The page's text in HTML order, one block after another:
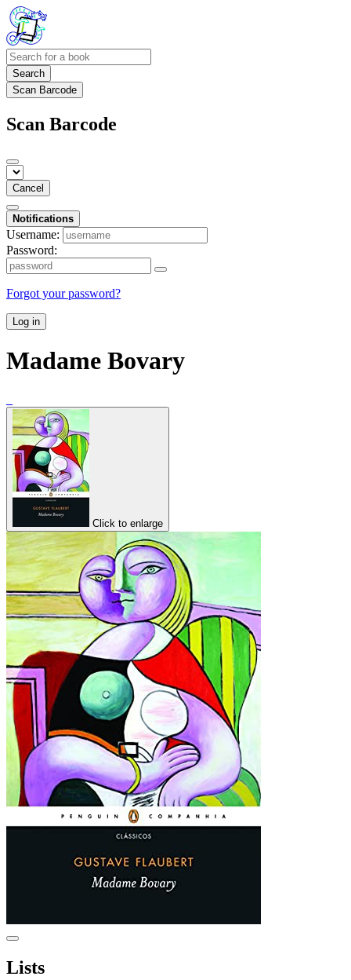
Search
Scan Barcode
Scan Barcode
Cancel
Notifications
Username:
Password:
Forgot your password?
Log in
Madame Bovary
Click to enlarge
Lists